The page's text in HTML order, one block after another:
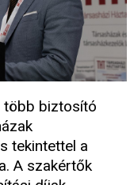
több biztosító
tekintettel a
A szakértők